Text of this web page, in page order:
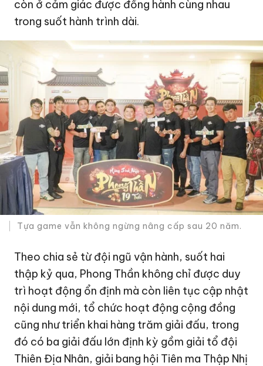
còn ở cảm giác được đồng hành cùng nhau
trong suốt hành trình dài.
Tựa game vẫn không ngừng nâng cấp sau 20 năm.
Theo chia sẻ từ đội ngũ vận hành, suốt hai
thập kỷ qua, Phong Thần không chỉ được duy
trì hoạt động ổn định mà còn liên tục cập nhật
nội dung mới, tổ chức hoạt động cộng đồng
cũng như triển khai hàng trăm giải đấu, trong
đó có ba giải đấu lớn định kỳ gồm giải tổ đội
Thiên Địa Nhân, giải bang hội Tiên ma Thập Nhị